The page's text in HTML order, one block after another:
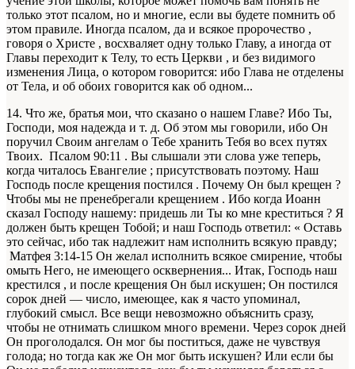
только этот псалом, но и многие, если вы будете помнить об
этом правиле. Иногда псалом, да и всякое пророчество ,
говоря о Христе , восхваляет одну только Главу, а иногда от
Главы переходит к Телу, то есть Церкви , и без видимого
изменения Лица, о котором говорится: ибо Глава не отделены
от Тела, и об обоих говорится как об одном...
14. Что же, братья мои, что сказано о нашем Главе? Ибо Ты,
Господи, моя надежда и т. д. Об этом мы говорили, ибо Он
поручил Своим ангелам о Тебе хранить Тебя во всех путях
Твоих. Псалом 90:11 . Вы слышали эти слова уже теперь,
когда читалось Евангелие ; присутствовать поэтому. Наш
Господь после крещения постился . Почему Он был крещен ?
Чтобы мы не пренебрегали крещением . Ибо когда Иоанн
сказал Господу нашему: придешь ли Ты ко мне креститься ? Я
должен быть крещен Тобой; и наш Господь ответил: « Оставь
это сейчас, ибо так надлежит нам исполнить всякую правду;
Матфея 3:14-15 Он желал исполнить всякое смирение, чтобы
омыть Него, не имеющего осквернения... Итак, Господь наш
крестился , и после крещения Он был искушен; Он постился
сорок дней — число, имеющее, как я часто упоминал,
глубокий смысл. Все вещи невозможно объяснить сразу,
чтобы не отнимать слишком много времени. Через сорок дней
Он проголодался. Он мог бы поститься, даже не чувствуя
голода; но тогда как же Он мог быть искушен? Или если бы